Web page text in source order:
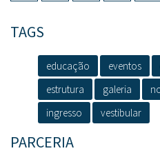
TAGS
educação eventos
estrutura
galeria
ingresso
vestibular
PARCERIA